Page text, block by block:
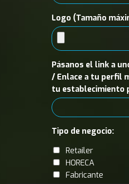
Logo (Tamaño
Pásanos el link a
/ Enlace a tu perfil
tu establecimiento
Tipo de negocio:
Retailer
HORECA
Fabricante